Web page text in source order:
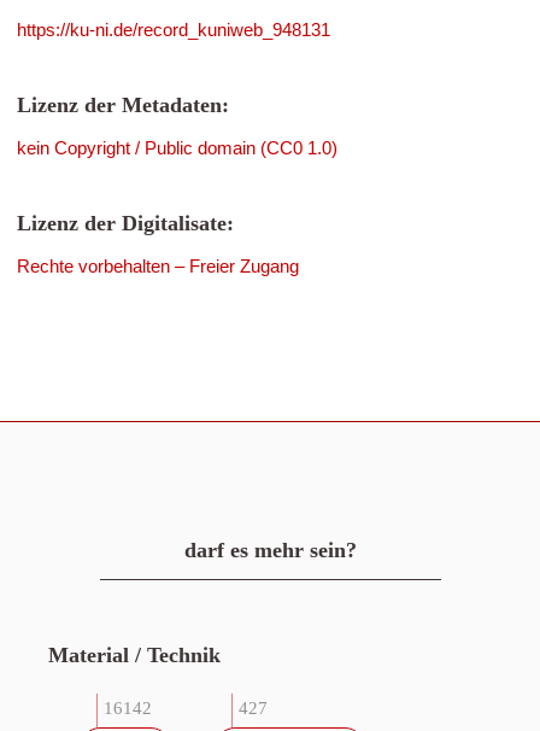
https://ku-ni.de/record_kuniweb_948131
Lizenz der Metadaten:
kein Copyright / Public domain (CC0 1.0)
Lizenz der Digitalisate:
Rechte vorbehalten – Freier Zugang
darf es mehr sein?
Material / Technik
16142 427